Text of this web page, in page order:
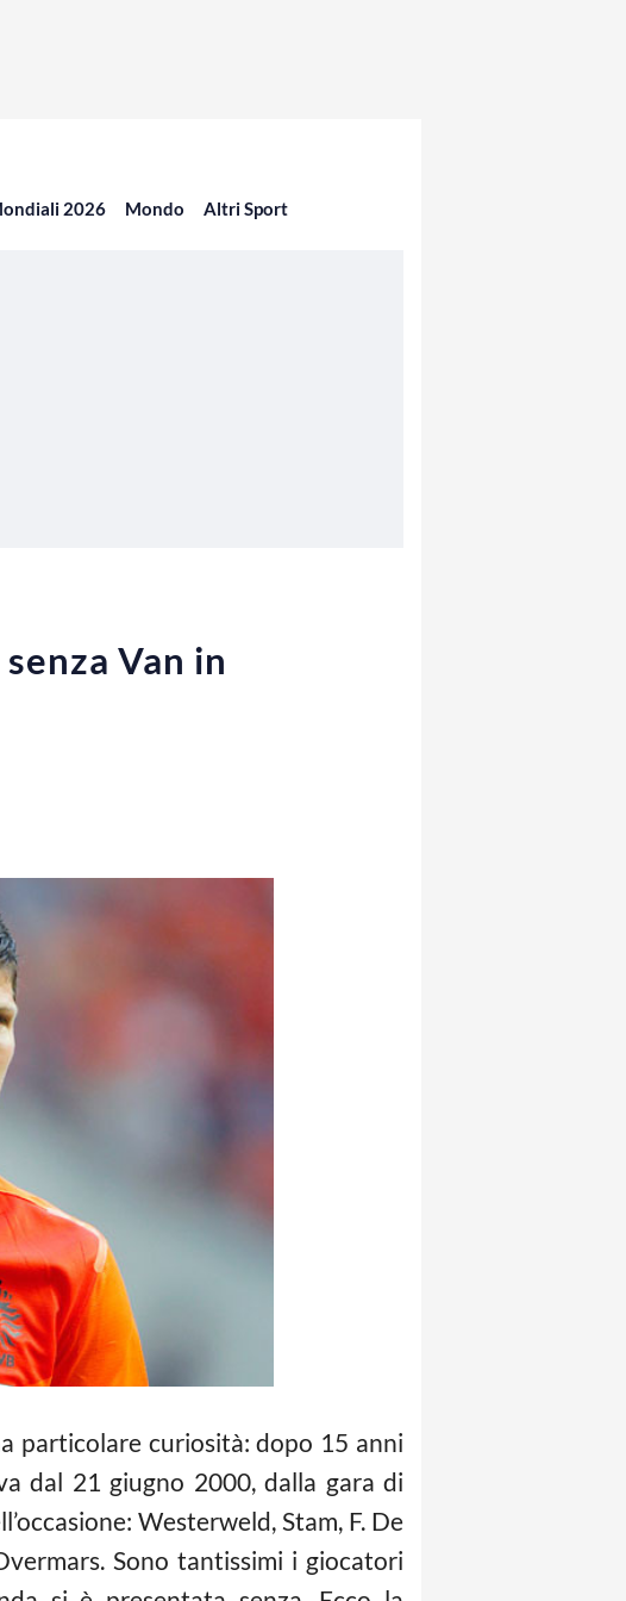
2026 Mondo Altri Sport
Van in
particolare curiosità: dopo 15 anni
dal 21 giugno 2000, dalla gara di
Westerweld, Stam, F. De
Sono tantissimi i giocatori